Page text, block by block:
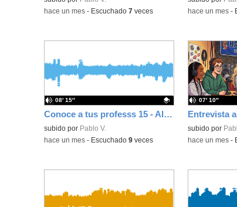
-hace un mes- Escuchado 7veces -hace un mes-
Conoce a tus professs 15 - Alfonso (Música)
Contenido educativo.
subido por Pablo V.
08′ 15″
-hace un mes- Escuchado 9veces
Contenido
subido por
07′ 10″
-hace un mes-